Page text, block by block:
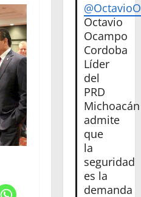
Octavio
Ocampo
Cordoba
Líder
del
PRD
Michoacán
admite
que
la
seguridad
es la
demanda